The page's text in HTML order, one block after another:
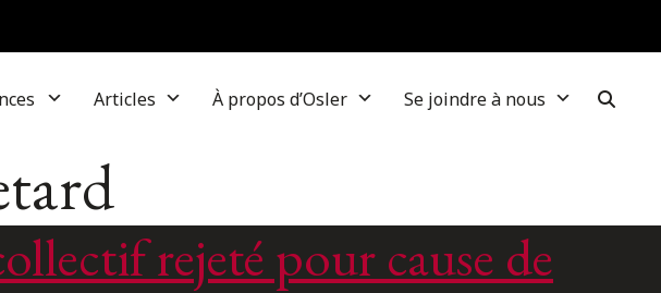
Articles À propos d’Osler Se joindre à nous
rejeté pour cause de